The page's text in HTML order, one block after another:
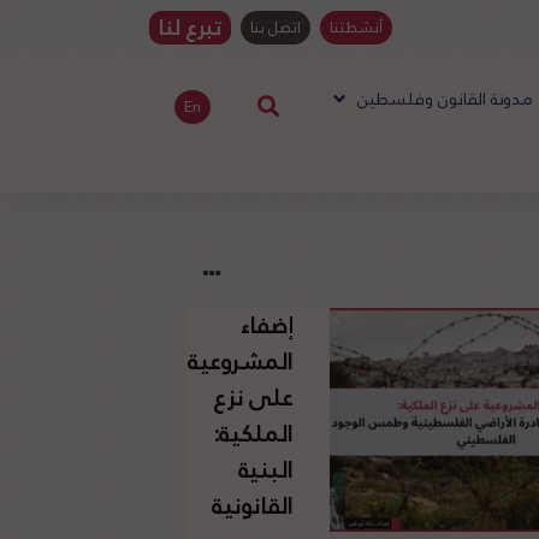
أنشطتنا اتصل بنا تبرع لنا
مدونة القانون وفلسطين En
إضفاء
المشروعية
على نزع
الملكية:
البنية
القانونية